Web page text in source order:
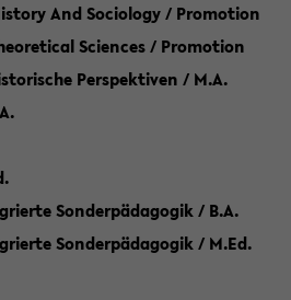
And Sociology / Promotion
Sciences / Promotion
Perspektiven / M.A.
Sonderpädagogik / B.A.
Sonderpädagogik / M.Ed.